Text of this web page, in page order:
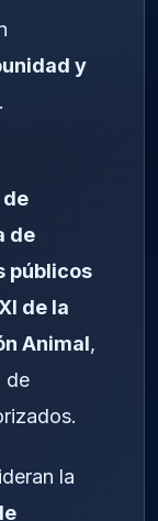
y
de
públicos
de la
Animal,
de
la